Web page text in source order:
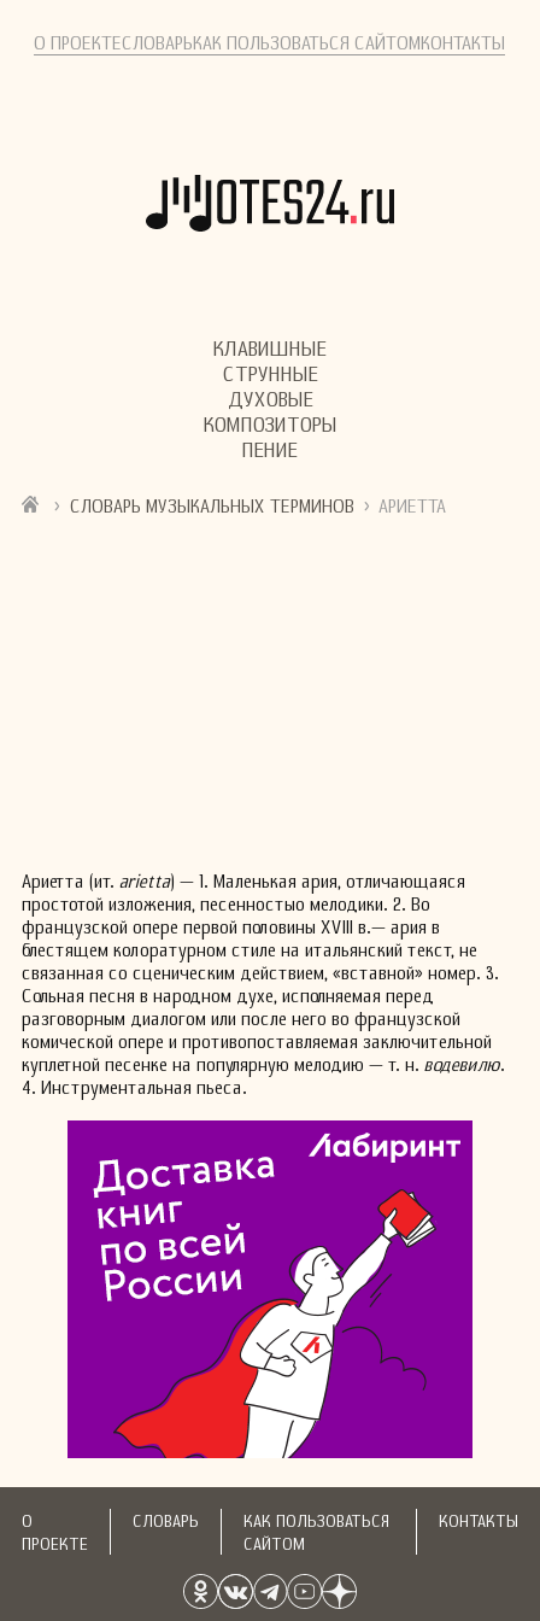
О ПРОЕКТЕСЛОВАРЬКАК ПОЛЬЗОВАТЬСЯ САЙТОМКОНТАКТЫ
КЛАВИШНЫЕ
СТРУННЫЕ
ДУХОВЫЕ
КОМПОЗИТОРЫ
ПЕНИЕ
› СЛОВАРЬ МУЗЫКАЛЬНЫХ ТЕРМИНОВ › АРИЕТТА
Ариетта (ит. arietta) — 1. Маленькая ария, отличающаяся
простотой изложения, песенностыо мелодики. 2. Во
французской опере первой половины XVIII в.— ария в
блестящем колоратурном стиле на итальянский текст, не
связанная со сценическим действием, «вставной» номер. 3.
Сольная песня в народном духе, исполняемая перед
разговорным диалогом или после него во французской
комической опере и противопоставляемая заключительной
куплетной песенке на популярную мелодию — т. н. водевилю.
4. Инструментальная пьеса.
О
ПРОЕКТЕ
СЛОВАРЬ
КАК ПОЛЬЗОВАТЬСЯ
САЙТОМ
КОНТАКТЫ